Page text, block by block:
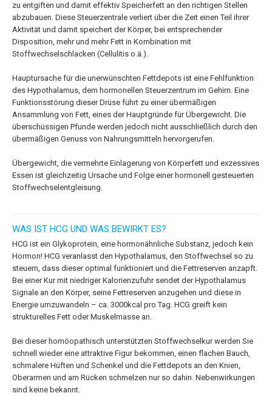
zu entgiften und damit effektiv Speicherfett an den richtigen Stellen
abzubauen. Diese Steuerzentrale verliert über die Zeit einen Teil ihrer
Aktivität und damit speichert der Körper, bei entsprechender
Disposition, mehr und mehr Fett in Kombination mit
Stoffwechselschlacken (Cellulitis o.ä.).
Hauptursache für die unerwünschten Fettdepots ist eine Fehlfunktion
des Hypothalamus, dem hormonellen Steuerzentrum im Gehirn. Eine
Funktionsstörung dieser Drüse führt zu einer übermäßigen
Ansammlung von Fett, eines der Hauptgründe für Übergewicht. Die
überschüssigen Pfunde werden jedoch nicht ausschließlich durch den
übermäßigen Genuss von Nahrungsmitteln hervorgerufen.
Übergewicht, die vermehrte Einlagerung von Körperfett und exzessives
Essen ist gleichzeitig Ursache und Folge einer hormonell gesteuerten
Stoffwechselentgleisung.
WAS IST HCG UND WAS BEWIRKT ES?
HCG ist ein Glykoprotein, eine hormonähnliche Substanz, jedoch kein
Hormon! HCG veranlasst den Hypothalamus, den Stoffwechsel so zu
steuern, dass dieser optimal funktioniert und die Fettreserven anzapft.
Bei einer Kur mit niedriger Kalorienzufuhr sendet der Hypothalamus
Signale an den Körper, seine Fettreserven anzugehen und diese in
Energie umzuwandeln – ca. 3000kcal pro Tag. HCG greift kein
strukturelles Fett oder Muskelmasse an.
Bei dieser homöopathisch unterstützten Stoffwechselkur werden Sie
schnell wieder eine attraktive Figur bekommen, einen flachen Bauch,
schmalere Hüften und Schenkel und die Fettdepots an den Knien,
Oberarmen und am Rücken schmelzen nur so dahin. Nebenwirkungen
sind keine bekannt.